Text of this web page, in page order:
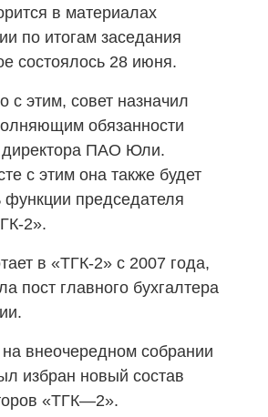
в материалах
по итогам заседания
состоялось 28 июня.
с этим, совет назначил
обязанности
директора ПАО Юли.
с этим она также будет
функции председателя
2».
в «ТГК-2» с 2007 года,
пост главного бухгалтера
внеочередном собрании
избран новый состав
«ТГК—2».